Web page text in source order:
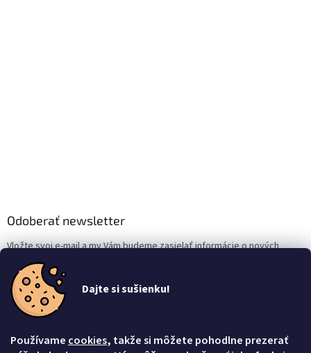
Dajte si sušienku!
Používame cookies, takže si môžete pohodlne prezerať
Odoberať newsletter
Vložte svoj e-mail a my Vám budeme zasielať informácie o nových
produktoch na našom e-shope.
Email
Vložením e-mailu súhlasíte s
Prihlásiť sa